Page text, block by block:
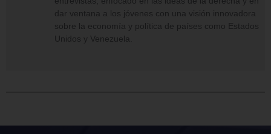
dar ventana a los jóvenes con una visión innovadora
sobre la economía y política de países como Estados
Unidos y Venezuela.